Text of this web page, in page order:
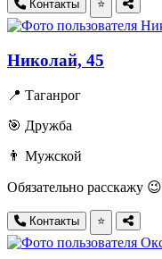
Контакты ⭐
Николай, 45
📍 Таганрог
🎯 Дружба
👨 Мужской
Обязательно расскажу 😉
Контакты ⭐